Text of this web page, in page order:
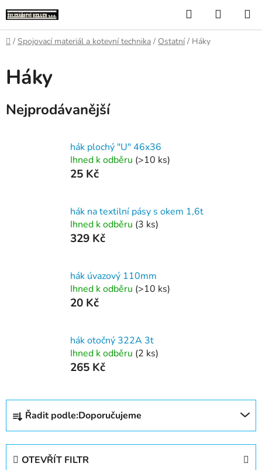
na
obsah
Hledat
KOŠÍK
Domů
/ Spojovací materiál a kotevní technika / Ostatní / Háky
Háky
Nejprodávanější
hák plochý "U" 46x36
Ihned k odběru (>10 ks)
25 Kč
hák na textilní pásy s okem 1,6t
Ihned k odběru (3 ks)
329 Kč
hák úvazový 110mm
Ihned k odběru (>10 ks)
20 Kč
hák otočný 322A 3t
Ihned k odběru (2 ks)
265 Kč
Ř
z
Řadit podle:Doporučujeme
OTEVŘÍT FILTR